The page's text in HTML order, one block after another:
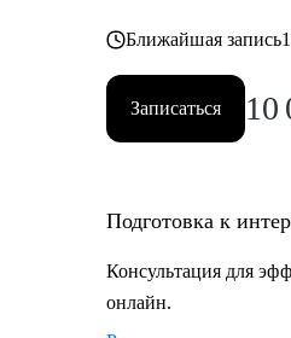
Ближайшая запись
Записаться 10
Подготовка к
Консультация для
онлайн.